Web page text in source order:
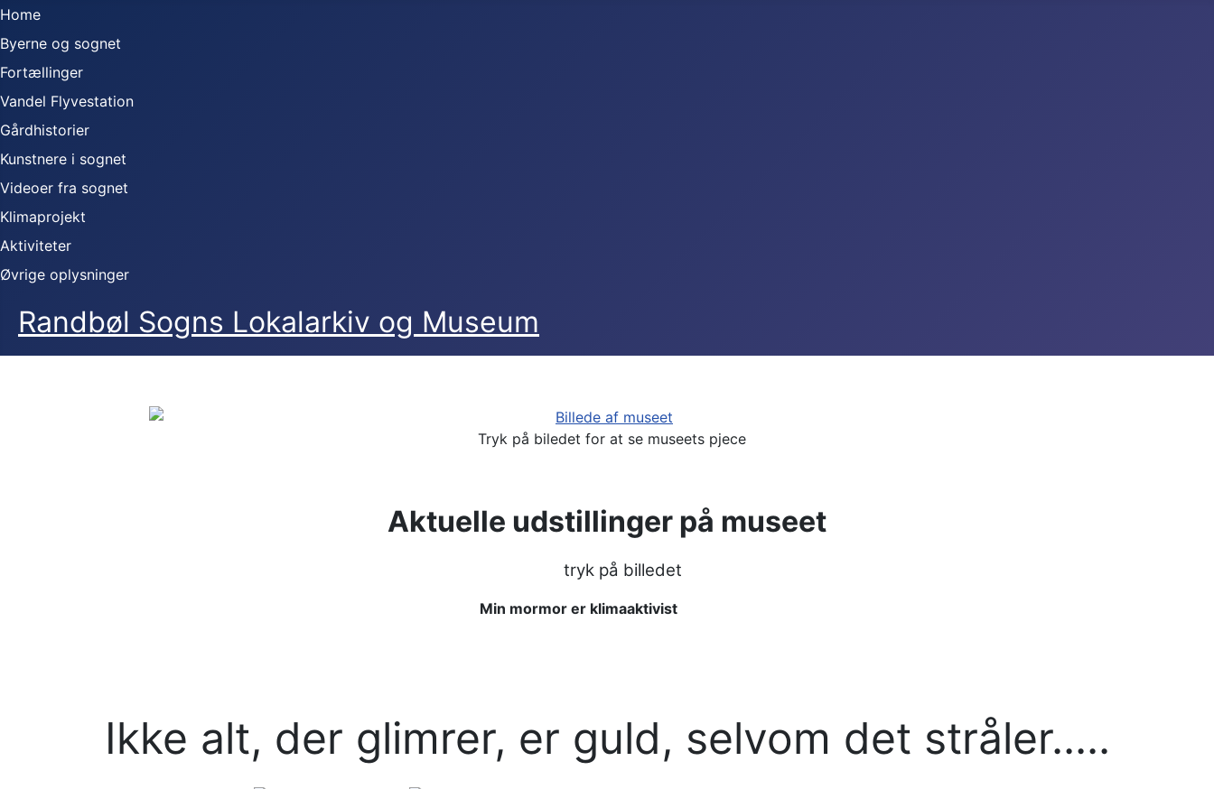
Home
Byerne og sognet
Fortællinger
Vandel Flyvestation
Gårdhistorier
Kunstnere i sognet
Videoer fra sognet
Klimaprojekt
Aktiviteter
Øvrige oplysninger
Randbøl Sogns Lokalarkiv og Museum
Tryk på biledet for at se museets pjece
Aktuelle udstillinger på museet
tryk på billedet
Min mormor er klimaaktivist
Ikke alt, der glimrer, er guld, selvom det stråler.....